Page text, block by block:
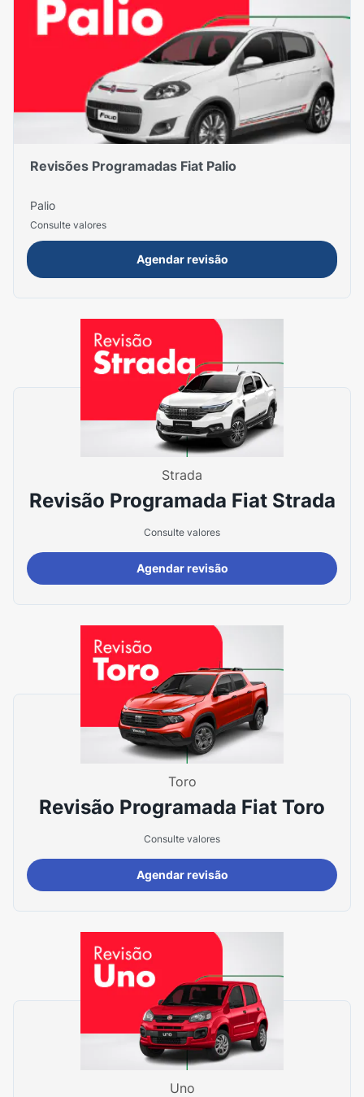
Revisões Programadas Fiat Palio
Palio
Consulte valores
Agendar revisão
Strada
Revisão Programada Fiat Strada
Consulte valores
Agendar revisão
Toro
Revisão Programada Fiat Toro
Consulte valores
Agendar revisão
Uno